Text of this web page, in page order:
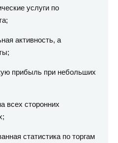
услуги по
активность, а
прибыль при небольших
всех сторонних
статистика по торгам